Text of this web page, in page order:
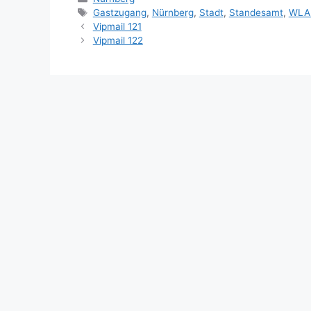
Schlagwörter
Gastzugang, Nürnberg, Stadt, Standesamt,
Vipmail 121
Vipmail 122